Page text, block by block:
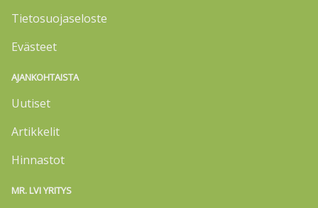
Tietosuojaseloste
Evästeet
AJANKOHTAISTA
Uutiset
Artikkelit
Hinnastot
MR. LVI YRITYS